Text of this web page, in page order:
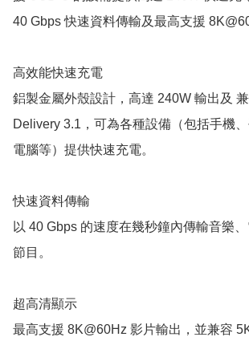
40 Gbps 快速資料傳輸及最高支援
高效能快速充電
鋁製金屬外殼設計，高達 240W 輸出及
Delivery 3.1，可為各種設備（包括手機
電腦等）提供快速充電。
快速資料傳輸
以 40 Gbps 的速度在幾秒鐘內傳輸音樂
節目。
超高清顯示
最高支援 8K@60Hz 影片輸出，並兼容